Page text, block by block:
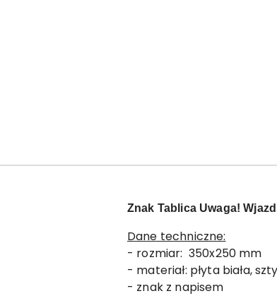
Znak Tablica Uwaga!
Dane techniczne:
- rozmiar: 350x250 mm
- materiał: płyta biała,
- znak z napisem